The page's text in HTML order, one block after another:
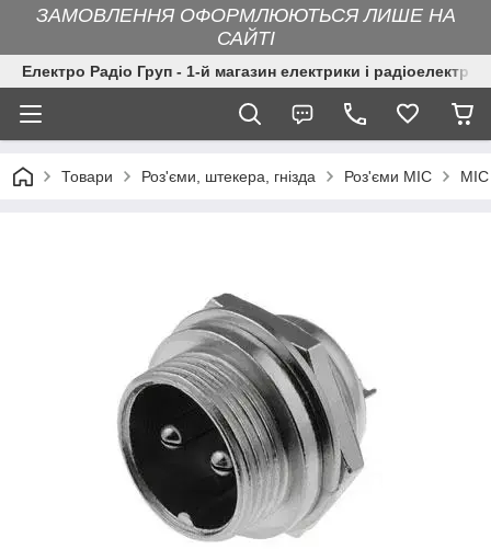
ЗАМОВЛЕННЯ ОФОРМЛЮЮТЬСЯ ЛИШЕ НА
САЙТІ
Електро Радіо Груп - 1-й магазин електрики і
Товари Роз'єми, штекера, гнізда Роз'єми MIC